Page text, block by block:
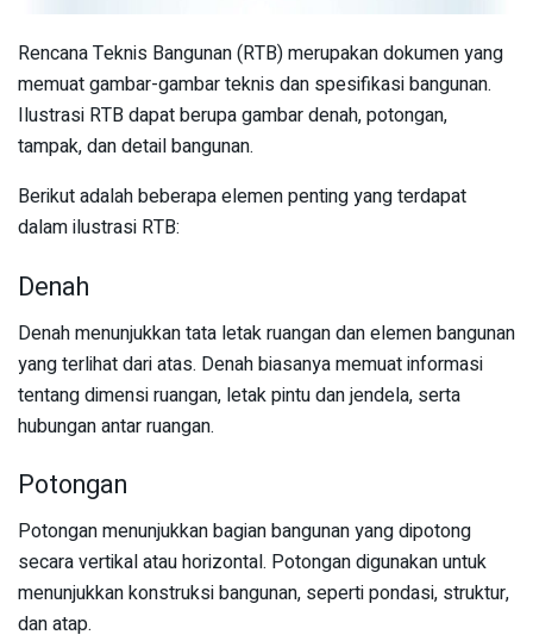
Rencana Teknis Bangunan (RTB) merupakan dokumen yang
memuat gambar-gambar teknis dan spesifikasi bangunan.
Ilustrasi RTB dapat berupa gambar denah, potongan,
tampak, dan detail bangunan.
Berikut adalah beberapa elemen penting yang terdapat
dalam ilustrasi RTB:
Denah
Denah menunjukkan tata letak ruangan dan elemen bangunan
yang terlihat dari atas. Denah biasanya memuat informasi
tentang dimensi ruangan, letak pintu dan jendela, serta
hubungan antar ruangan.
Potongan
Potongan menunjukkan bagian bangunan yang dipotong
secara vertikal atau horizontal. Potongan digunakan untuk
menunjukkan konstruksi bangunan, seperti pondasi, struktur,
dan atap.